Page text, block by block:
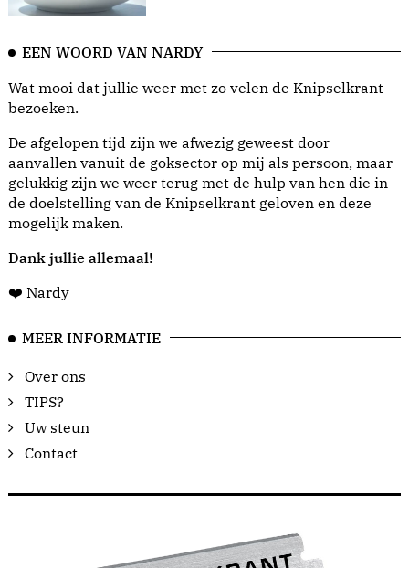
EEN WOORD VAN NARDY
Wat mooi dat jullie weer met zo velen de Knipselkrant
bezoeken.
De afgelopen tijd zijn we afwezig geweest door
aanvallen vanuit de goksector op mij als persoon, maar
gelukkig zijn we weer terug met de hulp van hen die in
de doelstelling van de Knipselkrant geloven en deze
mogelijk maken.
Dank jullie allemaal!
❤️ Nardy
MEER INFORMATIE
Over ons
TIPS?
Uw steun
Contact